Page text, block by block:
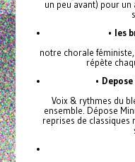
un peu avant) pour
• les
notre chorale
répète
•
Voix & rythmes du
ensemble. Dépose
reprises de classiques